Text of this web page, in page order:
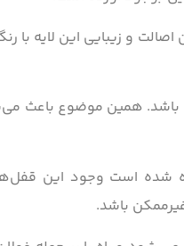
و زیبایی این لایه با
کاملاً یکپارچه و مقاوم باشد. همین موضوع
شده است وجود این
باشد.